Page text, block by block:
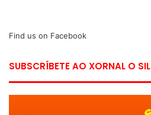
Find us on Facebook
SUBSCRÍBETE AO XORNAL O SIL